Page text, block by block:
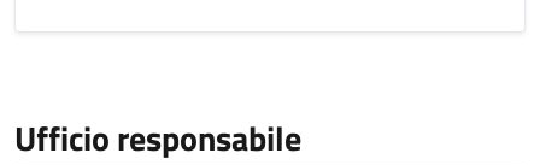
Ufficio responsabile